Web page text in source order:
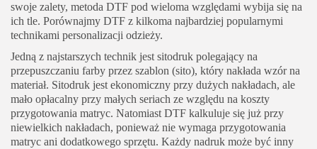
swoje zalety, metoda DTF pod wieloma względami wybija się na
ich tle. Porównajmy DTF z kilkoma najbardziej popularnymi
technikami personalizacji odzieży.
Jedną z najstarszych technik jest sitodruk polegający na
przepuszczaniu farby przez szablon (sito), który nakłada wzór na
materiał. Sitodruk jest ekonomiczny przy dużych nakładach, ale
mało opłacalny przy małych seriach ze względu na koszty
przygotowania matryc. Natomiast DTF kalkuluje się już przy
niewielkich nakładach, ponieważ nie wymaga przygotowania
matryc ani dodatkowego sprzętu. Każdy nadruk może być inny